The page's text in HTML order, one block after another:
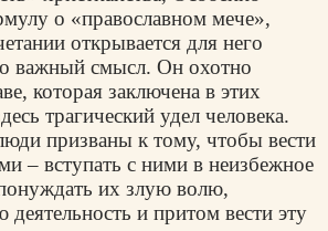
о «православном мече»,
открывается для него
важный смысл. Он охотно
которая заключена в этих
трагический удел человека.
призваны к тому, чтобы вести
– вступать с ними в неизбежное
их злую волю,
деятельность и притом вести эту